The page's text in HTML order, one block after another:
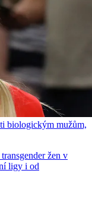
biologickým mužům,
žen v
ligy i od